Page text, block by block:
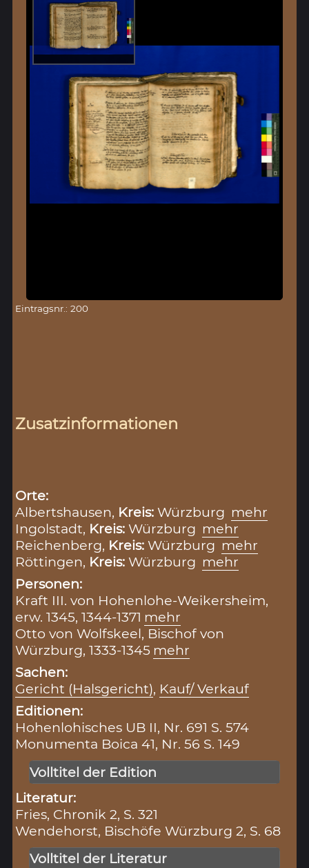
Eintragsnr.: 200
Zusatzinformationen
Orte:
Albertshausen, Kreis:Würzburg mehr
Ingolstadt, Kreis:Würzburg mehr
Reichenberg, Kreis:Würzburg mehr
Röttingen, Kreis:Würzburg mehr
Personen:
Kraft III. von Hohenlohe-Weikersheim,
erw. 1345, 1344-1371 mehr
Otto von Wolfskeel, Bischof von
Würzburg, 1333-1345 mehr
Sachen:
Gericht (Halsgericht), Kauf/ Verkauf
Editionen:
Hohenlohisches UB II, Nr. 691 S. 574
Monumenta Boica 41, Nr. 56 S. 149
Volltitel der Edition
Literatur:
Fries, Chronik 2, S. 321
Wendehorst, Bischöfe Würzburg 2, S. 68
Volltitel der Literatur